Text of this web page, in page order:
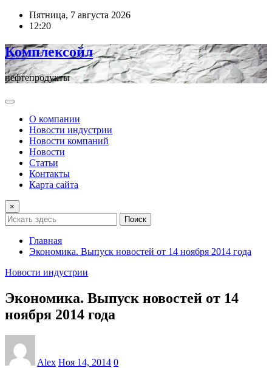
ПерейтиПятница, 7 августа 2026
12:20
Комплексойл
нефтепродукты
О компании
Новости индустрии
Новости компаний
Новости
Статьи
Контакты
Карта сайта
×
Поиск
Главная
Экономика. Выпуск новостей от 14 ноября 2014 года
Новости индустрии
Экономика. Выпуск новостей от 14
ноября 2014 года
Alex Ноя 14, 2014 0